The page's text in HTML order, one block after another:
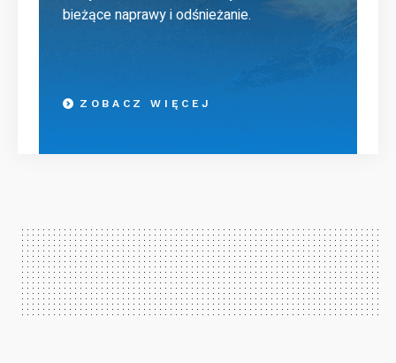
bieżące naprawy i odśnieżanie.
ZOBACZ WIĘCEJ